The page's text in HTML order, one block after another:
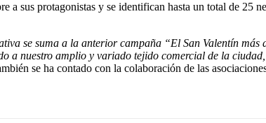
sus protagonistas y se identifican hasta un total de 25
se suma a la anterior campaña “El San Valentín
a nuestro amplio y variado tejido comercial de la
se ha contado con la colaboración de las